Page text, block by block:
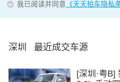
我已阅读并同意 《天天拍车隐私
深圳 最近成交车源
[深圳·粤B]